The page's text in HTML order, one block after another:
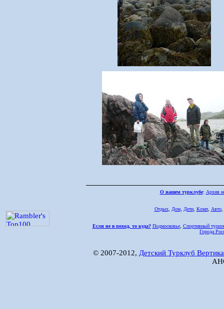
О нашем турклубе: Архив
Отдых, Дом, Дети, Комп, Авто,
Если не в поход, то куда? Подмосковье, Спортивный
Города
© 2007-2012, Детский Турклуб